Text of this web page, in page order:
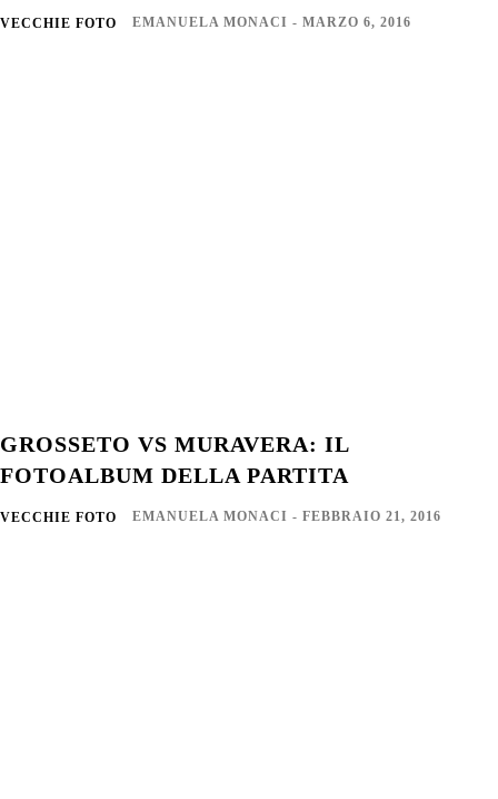
VECCHIE FOTO EMANUELA MONACI - MARZO 6, 2016
GROSSETO VS MURAVERA: IL
FOTOALBUM DELLA PARTITA
VECCHIE FOTO EMANUELA MONACI - FEBBRAIO 21, 2016